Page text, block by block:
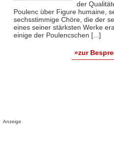
der
Poulenc über Figure humaine,
sechsstimmige Chöre, die der
eines seiner stärksten Werke
einige der Poulencschen [...]
»zur
Anzeige